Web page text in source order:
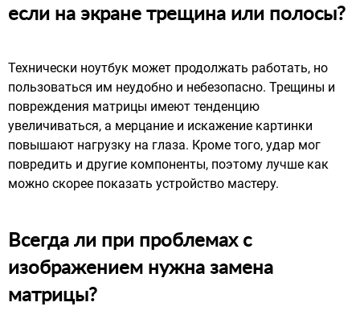
если на экране трещина или полосы?
Технически ноутбук может продолжать работать, но
пользоваться им неудобно и небезопасно. Трещины и
повреждения матрицы имеют тенденцию
увеличиваться, а мерцание и искажение картинки
повышают нагрузку на глаза. Кроме того, удар мог
повредить и другие компоненты, поэтому лучше как
можно скорее показать устройство мастеру.
Всегда ли при проблемах с
изображением нужна замена
матрицы?